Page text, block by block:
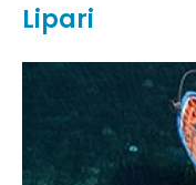
Lipari